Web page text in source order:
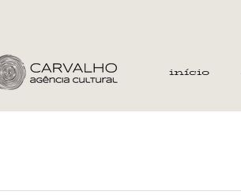
início